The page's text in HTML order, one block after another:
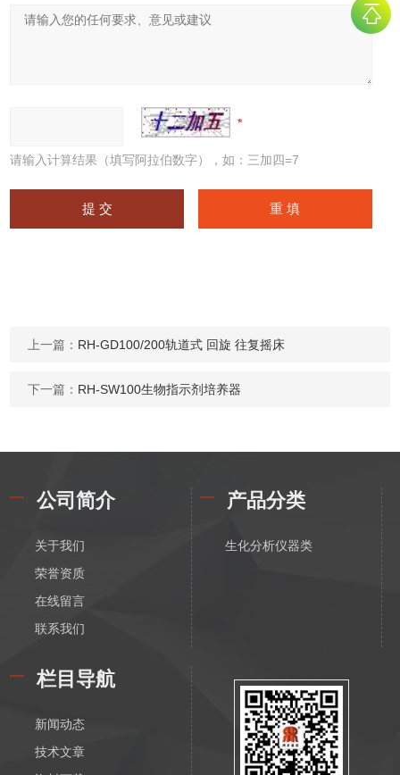
请输入计算结果（填写阿拉伯数字），如：三加四=7
上一篇： RH-GD100/200轨道式 回旋 往复摇床
下一篇： RH-SW100生物指示剂培养器
公司简介
关于我们
荣誉资质
在线留言
联系我们
产品分类
生化分析仪器类
栏目导航
新闻动态
技术文章